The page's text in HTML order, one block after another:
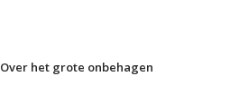
Over het grote onbehagen